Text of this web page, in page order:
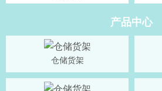
产品中心
仓储货架